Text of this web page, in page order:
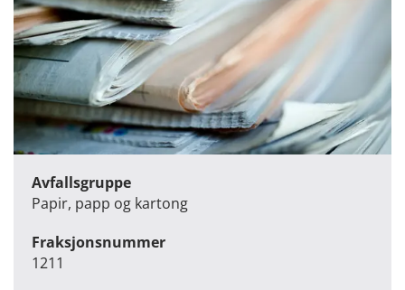
Avfallsgruppe
Papir, papp og kartong
Fraksjonsnummer
1211